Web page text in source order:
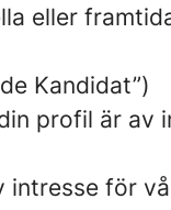
eller
Kandidat”)
profil är av
för